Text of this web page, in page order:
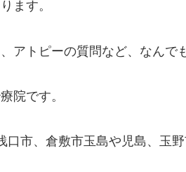
ます。
アトピーの質問など、なんで
院です。
口市、倉敷市玉島や児島、玉